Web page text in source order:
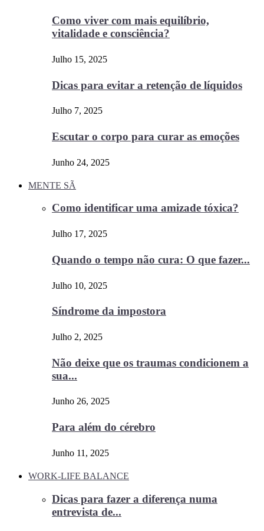
Como viver com mais equilíbrio,
vitalidade e consciência?
Julho 15, 2025
Dicas para evitar a retenção de líquidos
Julho 7, 2025
Escutar o corpo para curar as emoções
Junho 24, 2025
MENTE SÃ
Como identificar uma amizade tóxica?
Julho 17, 2025
Quando o tempo não cura: O que fazer...
Julho 10, 2025
Síndrome da impostora
Julho 2, 2025
Não deixe que os traumas condicionem a
sua...
Junho 26, 2025
Para além do cérebro
Junho 11, 2025
WORK-LIFE BALANCE
Dicas para fazer a diferença numa
entrevista de...